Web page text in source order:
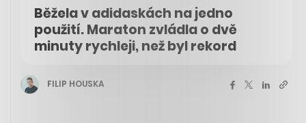
Běžela v adidaskách na jedno
použití. Maraton zvládla o dvě
minuty rychleji, než byl rekord
FILIP HOUSKA